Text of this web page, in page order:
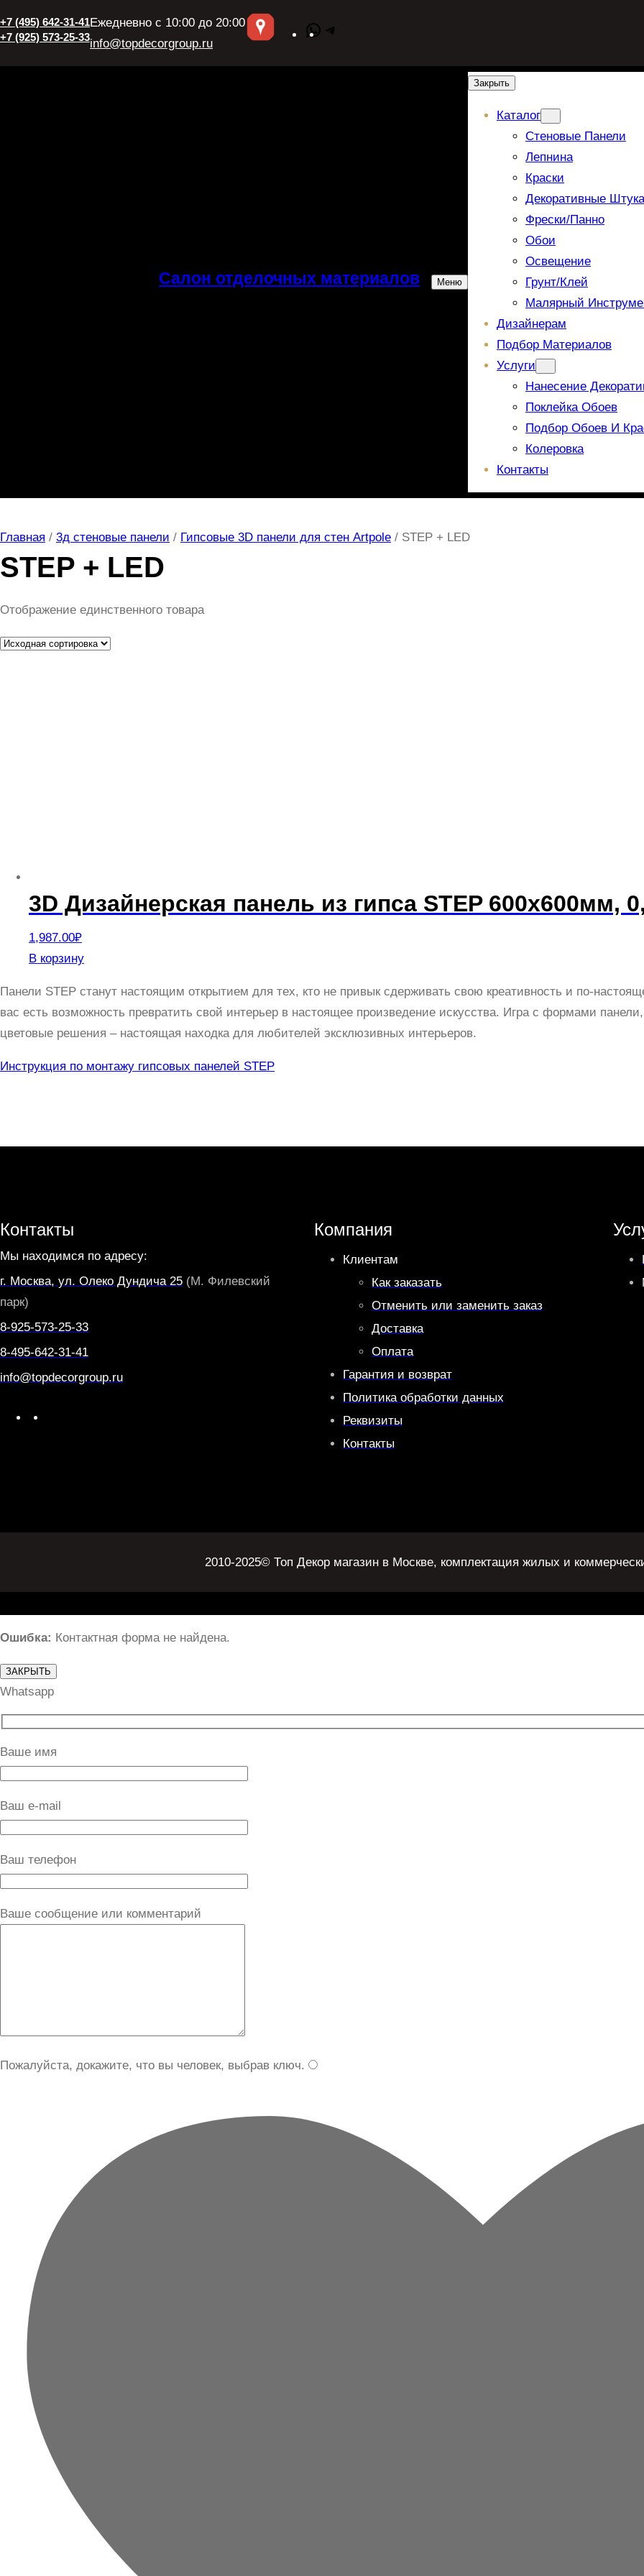
к
+7 (495) 642-31-41
+7 (925) 573-25-33
Ежедневно с 10:00 до 20:00
info@topdecorgroup.ru
WhatsApp
Салон отделочных материалов Меню
Закрыть
Каталог
Стеновые Панели
Лепнина
Краски
Декоративные
Фрески/панно
Обои
Освещение
Грунт/Клей
Малярный
Дизайнерам
Подбор Материалов
Услуги
Нанесение
Поклейка Обоев
Подбор Обоев И
Колеровка
Контакты
Главная / 3д стеновые панели / Гипсовые 3D панели для стен Artpole / STEP + LED
STEP + LED
Отображение единственного товара
3D Дизайнерская панель из гипса STEP 600х600мм,
1,987.00₽
В корзину
Панели STEP станут настоящим открытием для тех, кто не привык сдерживать свою креативность и по-
вас есть возможность превратить свой интерьер в настоящее произведение искусства. Игра с формами
цветовые решения – настоящая находка для любителей эксклюзивных интерьеров.
Инструкция по монтажу гипсовых панелей STEP
Контакты
Мы находимся по адресу:
г. Москва, ул. Олеко Дундича 25 (М. Филевский
парк)
8-925-573-25-33
8-495-642-31-41
info@topdecorgroup.ru
Компания
Клиентам
Как заказать
Отменить или заменить заказ
Доставка
Оплата
Гарантия и возврат
Политика обработки данных
Реквизиты
Контакты
2010-2025© Топ Декор магазин в Москве, комплектация жилых и
Ошибка: Контактная форма не найдена.
ЗАКРЫТЬ
Whatsapp
Ваше имя
Ваш e-mail
Ваш телефон
Ваше сообщение или комментарий
Пожалуйста, докажите, что вы человек, выбрав ключ.